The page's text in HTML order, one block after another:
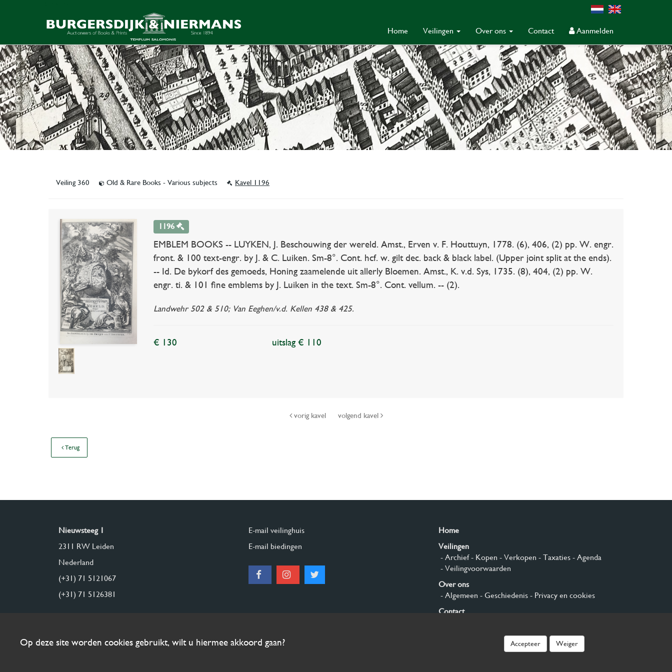
Home Veilingen Over ons Contact Aanmelden
Veiling 360 Old & Rare Books - Various subjects Kavel 1196
1196
EMBLEM BOOKS -- LUYKEN, J. Beschouwing der wereld. Amst., Erven v. F. Houttuyn, 1778. (6), 406, (2) pp. W. engr.
front. & 100 text-engr. by J. & C. Luiken. Sm-8°. Cont. hcf. w. gilt dec. back & black label. (Upper joint split at the ends).
-- Id. De bykorf des gemoeds, Honing zaamelende uit allerly Bloemen. Amst., K. v.d. Sys, 1735. (8), 404, (2) pp. W.
engr. ti. & 101 fine emblems by J. Luiken in the text. Sm-8°. Cont. vellum. -- (2).
Landwehr 502 & 510; Van Eeghen/v.d. Kellen 438 & 425.
€ 130 uitslag € 110
vorig kavel volgend kavel
Terug
Nieuwsteeg 1
2311 RW Leiden
Nederland
(+31) 71 5121067
(+31) 71 5126381
E-mail veilinghuis
E-mail biedingen
Home
Veilingen
- Archief- Kopen - Verkopen - Taxaties- Agenda
- Veilingvoorwaarden
Over ons
- Algemeen - Geschiedenis- Privacy en cookies
Contact
Op deze site worden cookies gebruikt, wilt u hiermee akkoord gaan? Accepteer Weiger